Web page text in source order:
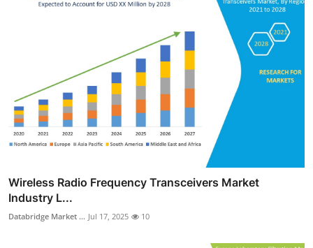
Wireless Radio Frequency Transceivers Market
Industry L...
Databridge Market ... Jul 17, 2025 10